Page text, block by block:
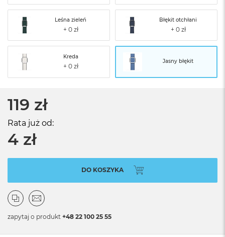
Leśna zieleń Błękit otchłani
Kreda
Jasny błękit
119 zł
Rata już od:
4 zł
DO KOSZYKA
zapytaj o produkt +48 22 100 25 55